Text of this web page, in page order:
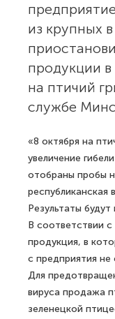
из крупных
продукции
на птичий
службе
«8 октября на
увеличение
отобраны пробы
республиканская
Результаты
В соответствии
продукция, в
с предприятия не
Для
вируса продажа
зеленецкой